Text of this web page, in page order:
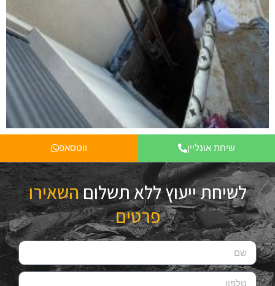
שיחת אונליין ווטסאפ
לשיחת ייעוץ ללא תשלוםהשאירו
פרטים